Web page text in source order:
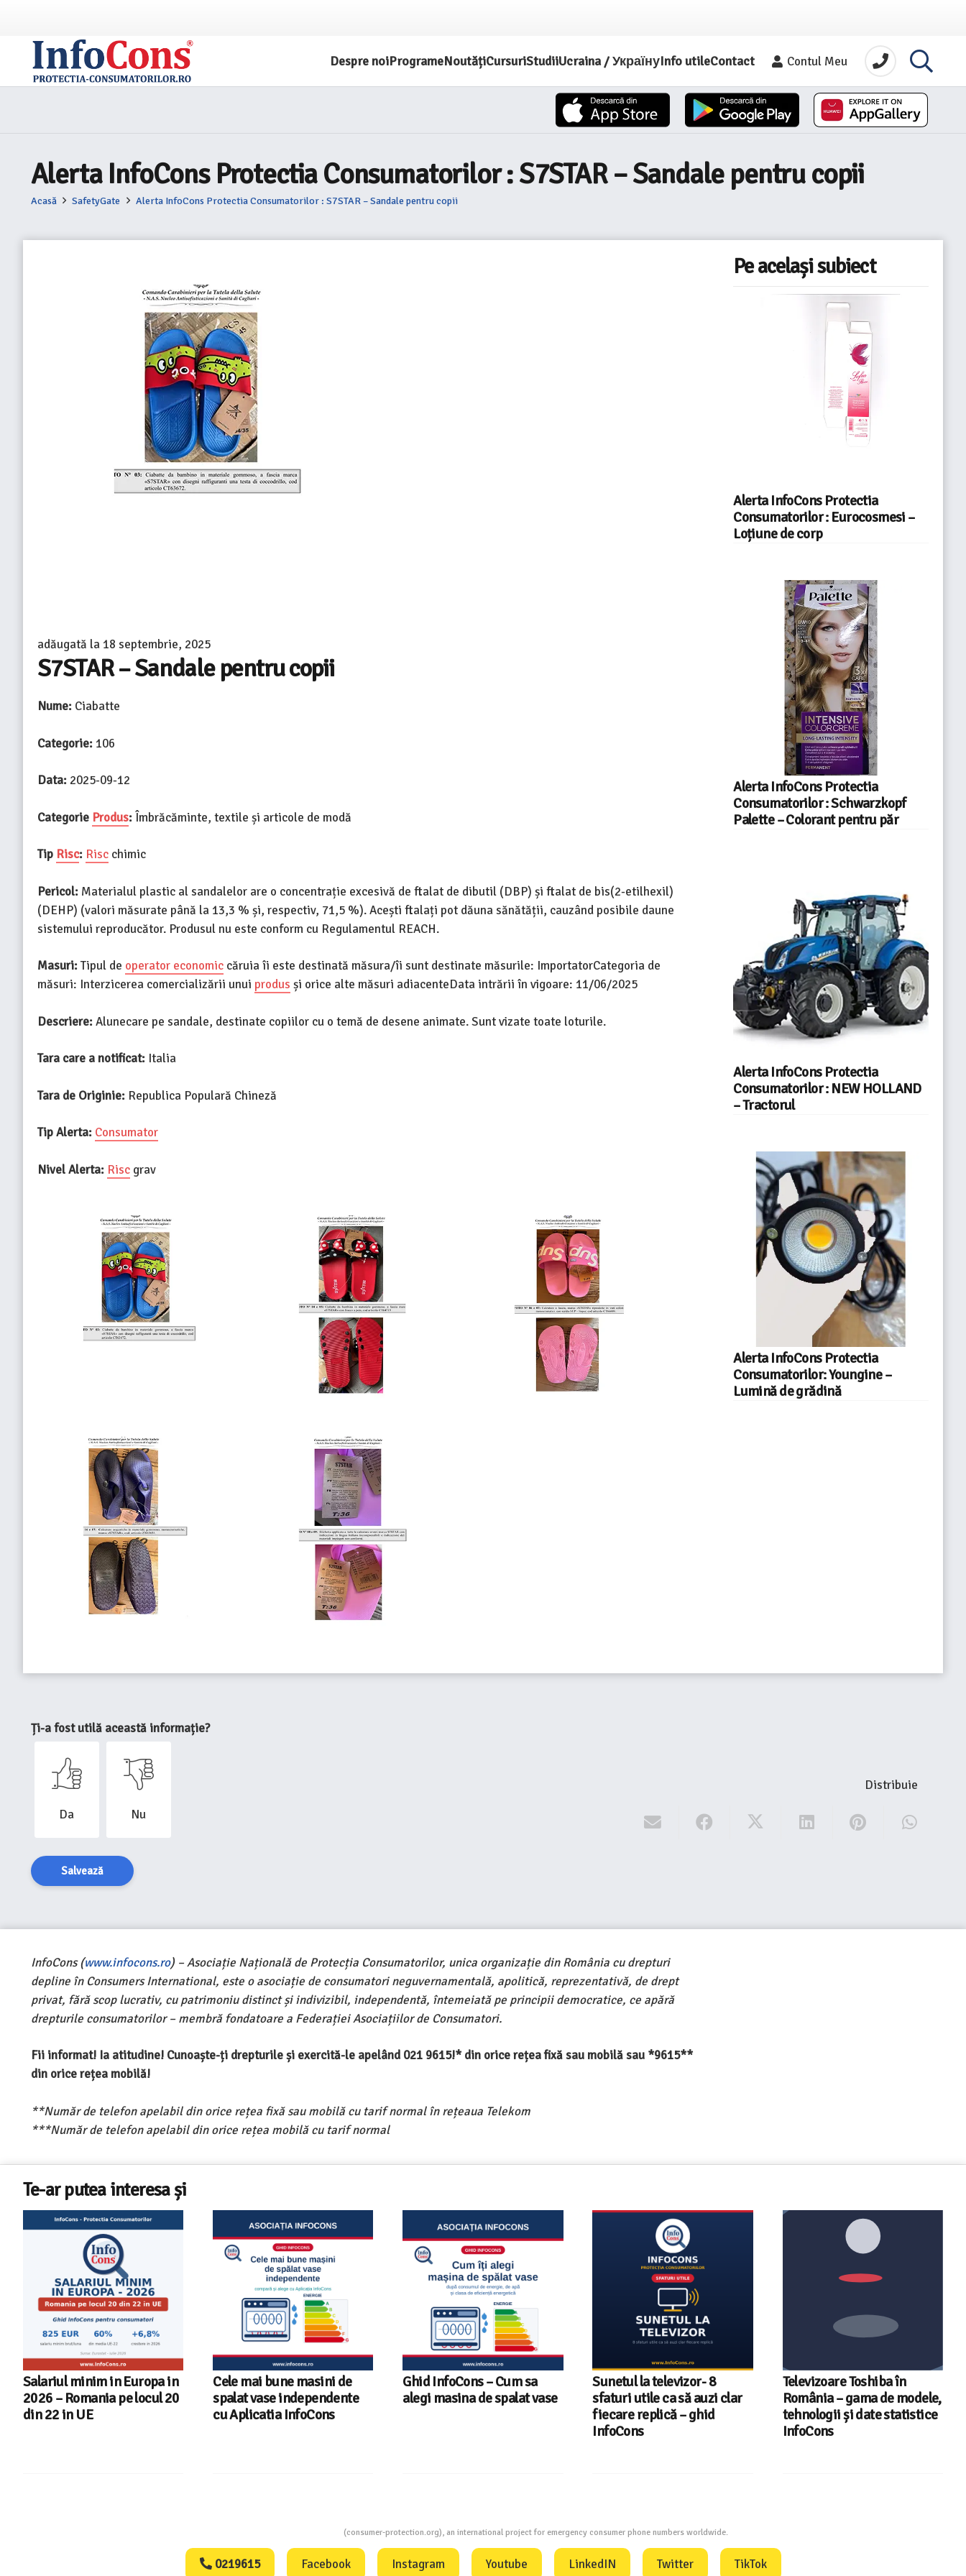
Despre noiProgrameNoutățiCursuriStudiiUcraina / УкраїнуInfo utileContact Contul Meu
Alerta InfoCons Protectia Consumatorilor : S7STAR – Sandale pentru copii
Acasă SafetyGate Alerta InfoCons Protectia Consumatorilor : S7STAR – Sandale pentru copii
adăugată la 18 septembrie, 2025
S7STAR – Sandale pentru copii
Nume: Ciabatte
Categorie: 106
Data: 2025-09-12
Categorie Produs: Îmbrăcăminte, textile și articole de modă
Tip Risc: Risc chimic
Pericol: Materialul plastic al sandalelor are o concentrație excesivă de ftalat de dibutil (DBP) și ftalat de bis(2-etilhexil)
(DEHP) (valori măsurate până la 13,3 % și, respectiv, 71,5 %). Acești ftalați pot dăuna sănătății, cauzând posibile daune
sistemului reproducător. Produsul nu este conform cu Regulamentul REACH.
Masuri:Tipul de operator economic căruia îi este destinată măsura/îi sunt destinate măsurile: ImportatorCategoria de
măsuri: Interzicerea comercializării unui produs și orice alte măsuri adiacenteData intrării în vigoare: 11/06/2025
Descriere:Alunecare pe sandale, destinate copiilor cu o temă de desene animate. Sunt vizate toate loturile.
Tara care a notificat: Italia
Tara de Originie: Republica Populară Chineză
Tip Alerta: Consumator
Nivel Alerta: Risc grav
Pe același subiect
Alerta InfoCons Protectia
Consumatorilor : Eurocosmesi –
Loțiune de corp
Alerta InfoCons Protectia
Consumatorilor : Schwarzkopf
Palette – Colorant pentru păr
Alerta InfoCons Protectia
Consumatorilor : NEW HOLLAND
– Tractorul
Alerta InfoCons Protectia
Consumatorilor: Youngine –
Lumină de grădină
Ți-a fost utilă această informație?
Da Nu
Salvează
Distribuie
InfoCons (www.infocons.ro) – Asociație Națională de Protecția Consumatorilor, unica organizație din România cu drepturi
depline în Consumers International, este o asociație de consumatori neguvernamentală, apolitică, reprezentativă, de drept
privat, fără scop lucrativ, cu patrimoniu distinct și indivizibil, independentă, întemeiată pe principii democratice, ce apără
drepturile consumatorilor – membră fondatoare a Federației Asociațiilor de Consumatori.
Fii informat! Ia atitudine! Cunoaște-ți drepturile și exercită-le apelând 021 9615!* din orice rețea fixă sau mobilă sau *9615**
din orice rețea mobilă!
**Număr de telefon apelabil din orice rețea fixă sau mobilă cu tarif normal în rețeaua Telekom
***Număr de telefon apelabil din orice rețea mobilă cu tarif normal
Te-ar putea interesa și
Salariul minim in Europa in
2026 – Romania pe locul 20
din 22 in UE
Cele mai bune masini de
spalat vase independente
cu Aplicatia InfoCons
Ghid InfoCons – Cum sa
alegi masina de spalat vase
Sunetul la televizor- 8
sfaturi utile ca să auzi clar
fiecare replică – ghid
InfoCons
Televizoare Toshiba în
România – gama de modele,
tehnologii și date statistice
InfoCons
(consumer-protection.org), an international project for emergency consumer phone numbers worldwide.
0219615 Facebook Instagram Youtube LinkedIN Twitter TikTok